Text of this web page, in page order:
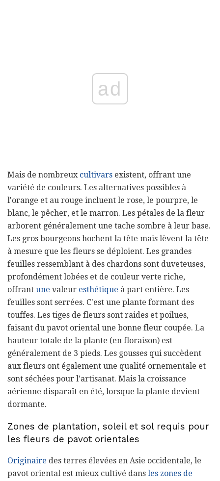
ad
Mais de nombreux cultivars existent, offrant une
variété de couleurs. Les alternatives possibles à
l'orange et au rouge incluent le rose, le pourpre, le
blanc, le pêcher, et le marron. Les pétales de la fleur
arborent généralement une tache sombre à leur base.
Les gros bourgeons hochent la tête mais lèvent la tête
à mesure que les fleurs se déploient. Les grandes
feuilles ressemblant à des chardons sont duveteuses,
profondément lobées et de couleur verte riche,
offrant une valeur esthétique à part entière. Les
feuilles sont serrées. C'est une plante formant des
touffes. Les tiges de fleurs sont raides et poilues,
faisant du pavot oriental une bonne fleur coupée. La
hauteur totale de la plante (en floraison) est
généralement de 3 pieds. Les gousses qui succèdent
aux fleurs ont également une qualité ornementale et
sont séchées pour l'artisanat. Mais la croissance
aérienne disparaît en été, lorsque la plante devient
dormante.
Zones de plantation, soleil et sol requis pour
les fleurs de pavot orientales
Originaire des terres élevées en Asie occidentale, le
pavot oriental est mieux cultivé dans les zones de